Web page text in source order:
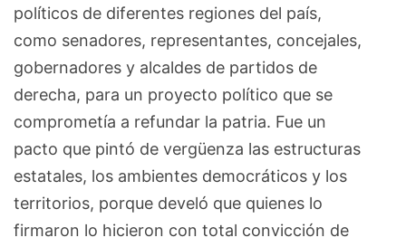
políticos de diferentes regiones del país,
como senadores, representantes, concejales,
gobernadores y alcaldes de partidos de
derecha, para un proyecto político que se
comprometía a refundar la patria. Fue un
pacto que pintó de vergüenza las estructuras
estatales, los ambientes democráticos y los
territorios, porque develó que quienes lo
firmaron lo hicieron con total convicción de